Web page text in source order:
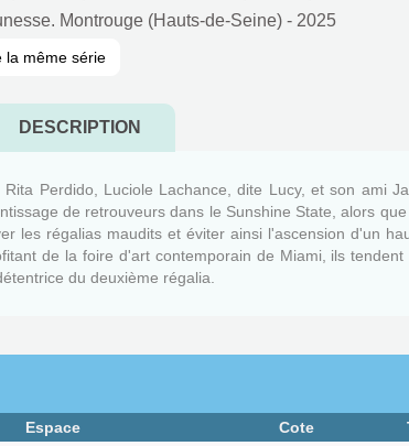
Montrouge (Hauts-de-Seine) - 2025
la même série
DESCRIPTION
Perdido, Luciole Lachance, dite Lucy, et son ami
de retrouveurs dans le Sunshine State, alors
les régalias maudits et éviter ainsi l'ascension d'un
de la foire d'art contemporain de Miami, ils tendent
du deuxième régalia.
Espace Cote